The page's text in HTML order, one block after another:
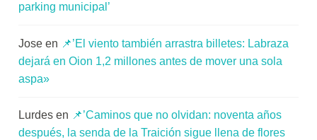
parking municipal’
Jose en 📌’El viento también arrastra billetes: Labraza
dejará en Oion 1,2 millones antes de mover una sola
aspa»
Lurdes en 📌’Caminos que no olvidan: noventa años
después, la senda de la Traición sigue llena de flores